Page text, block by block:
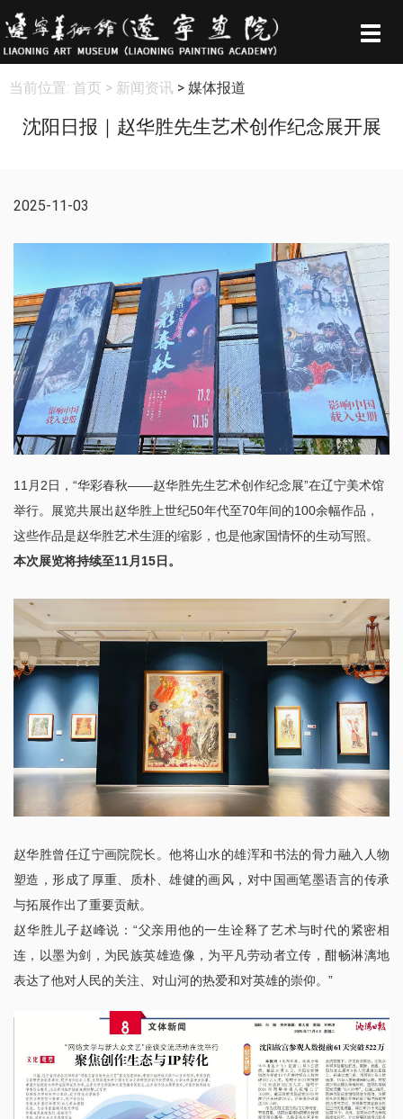
当前位置: 首页 > 新闻资讯 > 媒体报道
沈阳日报｜赵华胜先生艺术创作纪念展开展
2025-11-03
11月2日，“华彩春秋——赵华胜先生艺术创作纪念展”在辽宁美术馆
举行。展览共展出赵华胜上世纪50年代至70年间的100余幅作品，
这些作品是赵华胜艺术生涯的缩影，也是他家国情怀的生动写照。
本次展览将持续至11月15日。
赵华胜曾任辽宁画院院长。他将山水的雄浑和书法的骨力融入人物
塑造，形成了厚重、质朴、雄健的画风，对中国画笔墨语言的传承
与拓展作出了重要贡献。
赵华胜儿子赵峰说：“父亲用他的一生诠释了艺术与时代的紧密相
连，以墨为剑，为民族英雄造像，为平凡劳动者立传，酣畅淋漓地
表达了他对人民的关注、对山河的热爱和对英雄的崇仰。”